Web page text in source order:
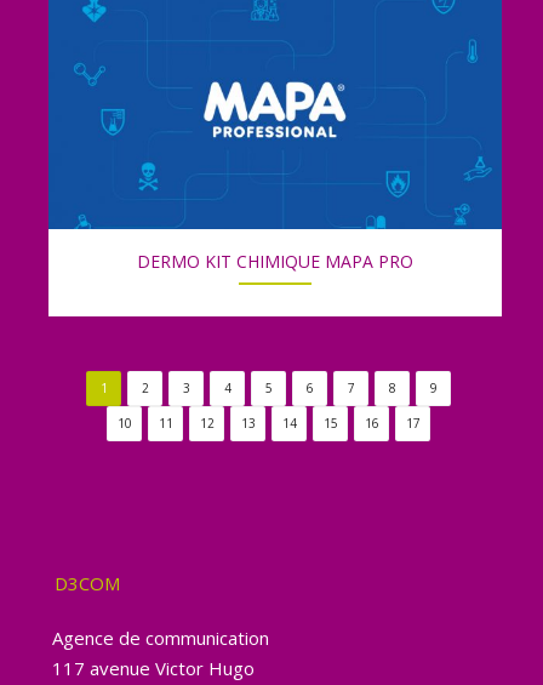
DERMO KIT CHIMIQUE MAPA PRO
1 2 3 4 5 6 7 8 9
10 11 12 13 14 15 16 17
D3COM
Agence de communication
117 avenue Victor Hugo